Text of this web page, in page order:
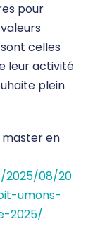
pour
celles
leur activité
plein
master en
2025/08/20
umons-
2025/.